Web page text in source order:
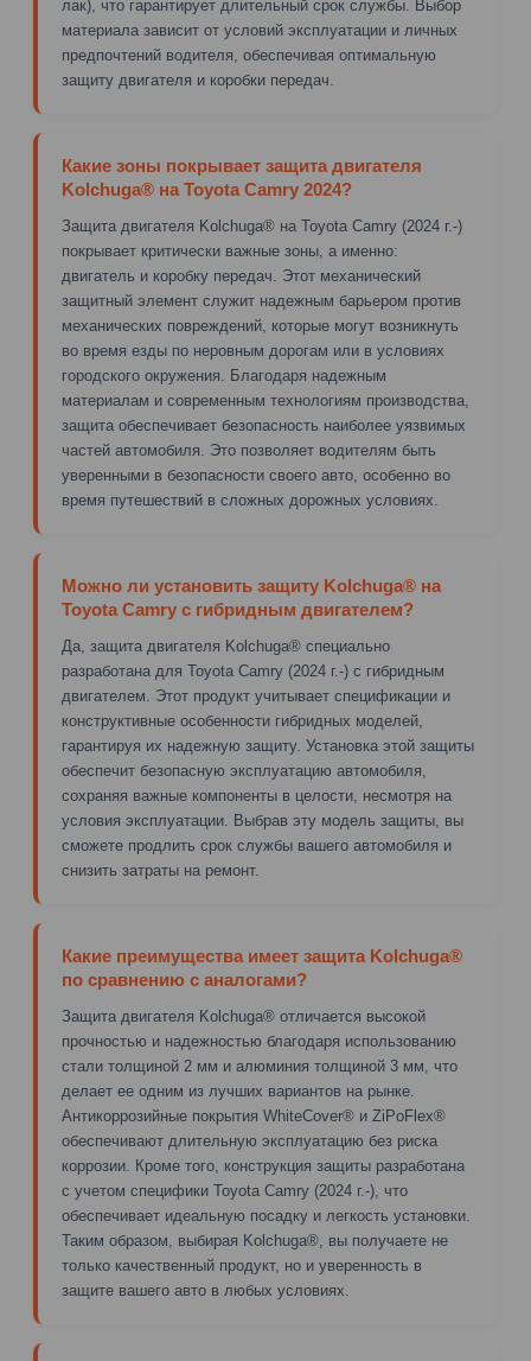
лак), что гарантирует длительный срок службы. Выбор
материала зависит от условий эксплуатации и личных
предпочтений водителя, обеспечивая оптимальную
защиту двигателя и коробки передач.
Какие зоны покрывает защита двигателя
Kolchuga® на Toyota Camry 2024?
Защита двигателя Kolchuga® на Toyota Camry (2024 г.-)
покрывает критически важные зоны, а именно:
двигатель и коробку передач. Этот механический
защитный элемент служит надежным барьером против
механических повреждений, которые могут возникнуть
во время езды по неровным дорогам или в условиях
городского окружения. Благодаря надежным
материалам и современным технологиям производства,
защита обеспечивает безопасность наиболее уязвимых
частей автомобиля. Это позволяет водителям быть
уверенными в безопасности своего авто, особенно во
время путешествий в сложных дорожных условиях.
Можно ли установить защиту Kolchuga® на
Toyota Camry с гибридным двигателем?
Да, защита двигателя Kolchuga® специально
разработана для Toyota Camry (2024 г.-) с гибридным
двигателем. Этот продукт учитывает спецификации и
конструктивные особенности гибридных моделей,
гарантируя их надежную защиту. Установка этой защиты
обеспечит безопасную эксплуатацию автомобиля,
сохраняя важные компоненты в целости, несмотря на
условия эксплуатации. Выбрав эту модель защиты, вы
сможете продлить срок службы вашего автомобиля и
снизить затраты на ремонт.
Какие преимущества имеет защита Kolchuga®
по сравнению с аналогами?
Защита двигателя Kolchuga® отличается высокой
прочностью и надежностью благодаря использованию
стали толщиной 2 мм и алюминия толщиной 3 мм, что
делает ее одним из лучших вариантов на рынке.
Антикоррозийные покрытия WhiteCover® и ZiPoFlex®
обеспечивают длительную эксплуатацию без риска
коррозии. Кроме того, конструкция защиты разработана
с учетом специфики Toyota Camry (2024 г.-), что
обеспечивает идеальную посадку и легкость установки.
Таким образом, выбирая Kolchuga®, вы получаете не
только качественный продукт, но и уверенность в
защите вашего авто в любых условиях.